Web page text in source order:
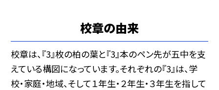
校章の由来
校章は、『3』枚の柏の葉と『3』本のペン先が五中を支
えている構図になっています。それぞれの『3』は、学
校・家庭・地域、そして１年生・２年生・３年生を指して